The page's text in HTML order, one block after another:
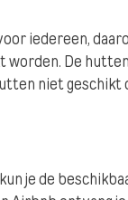
iedereen,
worden. De
niet
je de